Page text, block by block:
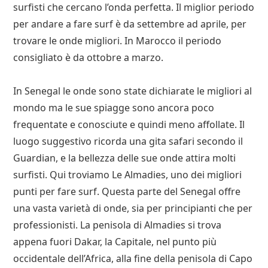
surfisti che cercano l’onda perfetta. Il miglior periodo
per andare a fare surf è da settembre ad aprile, per
trovare le onde migliori. In Marocco il periodo
consigliato è da ottobre a marzo.
In Senegal le onde sono state dichiarate le migliori al
mondo ma le sue spiagge sono ancora poco
frequentate e conosciute e quindi meno affollate. Il
luogo suggestivo ricorda una gita safari secondo il
Guardian, e la bellezza delle sue onde attira molti
surfisti. Qui troviamo Le Almadies, uno dei migliori
punti per fare surf. Questa parte del Senegal offre
una vasta varietà di onde, sia per principianti che per
professionisti. La penisola di Almadies si trova
appena fuori Dakar, la Capitale, nel punto più
occidentale dell’Africa, alla fine della penisola di Capo